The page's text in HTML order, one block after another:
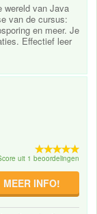
wereld van Java
van de cursus:
en meer. Je
Effectief leer
uit 1 beoordelingen
MEER INFO!